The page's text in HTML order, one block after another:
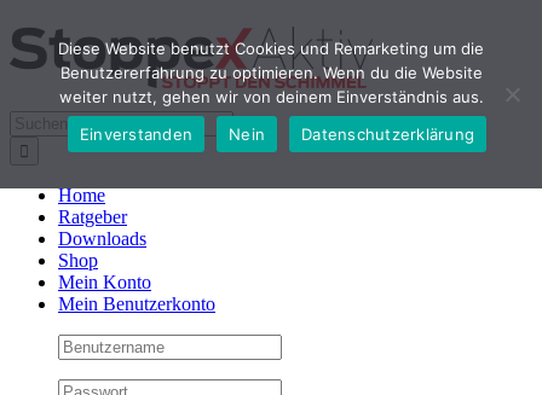
Inhalt
springen
nach:
Home
Ratgeber
Downloads
Shop
Mein Konto
Mein Benutzerkonto
Diese Website benutzt Cookies und Remarketing um die
Benutzererfahrung zu optimieren. Wenn du die Website
weiter nutzt, gehen wir von deinem Einverständnis aus.
Einverstanden
Nein Datenschutzerklärung